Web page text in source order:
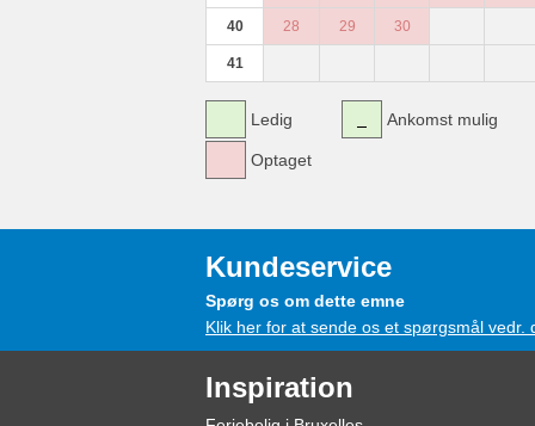
40 28 29 30
41
Ledig
Optaget
Ankomst mulig
Kundeservice
Spørg os om dette emne
Klik her for at sende os et spørgsmål vedr.
Inspiration